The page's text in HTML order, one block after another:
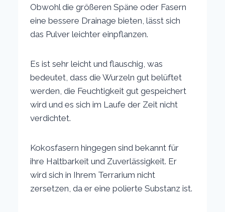
Obwohl die größeren Späne oder Fasern
eine bessere Drainage bieten, lässt sich
das Pulver leichter einpflanzen.
Es ist sehr leicht und flauschig, was
bedeutet, dass die Wurzeln gut belüftet
werden, die Feuchtigkeit gut gespeichert
wird und es sich im Laufe der Zeit nicht
verdichtet.
Kokosfasern hingegen sind bekannt für
ihre Haltbarkeit und Zuverlässigkeit. Er
wird sich in Ihrem Terrarium nicht
zersetzen, da er eine polierte Substanz ist.